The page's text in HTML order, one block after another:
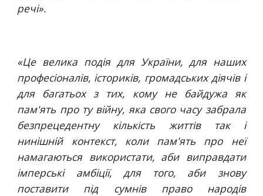
речі».
«Це велика подія для України, для наших
професіоналів, істориків, громадських діячів і
для багатьох з тих, кому не байдужа як
пам'ять про ту війну, яка свого часу забрала
безпрецедентну кількість життів так і
нинішній контекст, коли пам'ять про неї
намагаються використати, аби виправдати
імперські амбіції, для того, аби знову
поставити під сумнів право народів